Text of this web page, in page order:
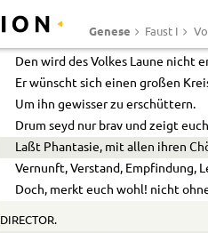
Genese Faust I
Ist, dächt’ ich, immer auch schon
Den wird des Volkes Laune nicht
Er wünscht sich einen großen
Um ihn gewisser zu erschüttern.
Drum seyd nur brav und zeigt
Laßt Phantasie, mit allen ihren
Vernunft, Verstand, Empfindung,
Doch, merkt euch wohl! nicht
DIRECTOR.